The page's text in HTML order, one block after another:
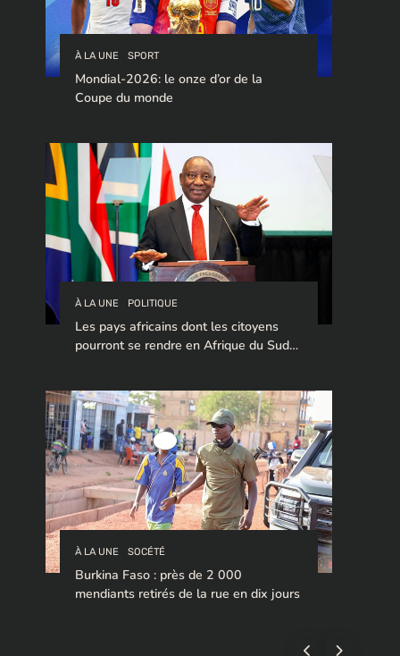
À LA UNE SPORT
Mondial-2026: le onze d’or de la
Coupe du monde
À LA UNE POLITIQUE
Les pays africains dont les citoyens
pourront se rendre en Afrique du Sud
À LA UNE SOCÉTÉ
Burkina Faso : près de 2 000
mendiants retirés de la rue en dix jours